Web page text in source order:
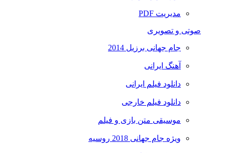
مدیریت PDF
صوتی و تصویری
جام جهانی برزیل 2014
آهنگ ایرانی
دانلود فیلم ایرانی
دانلود فیلم خارجی
موسیقی متن بازی و فیلم
ویژه جام جهانی 2018 روسیه